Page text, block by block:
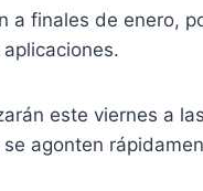
a finales de enero,
este viernes a
agonten